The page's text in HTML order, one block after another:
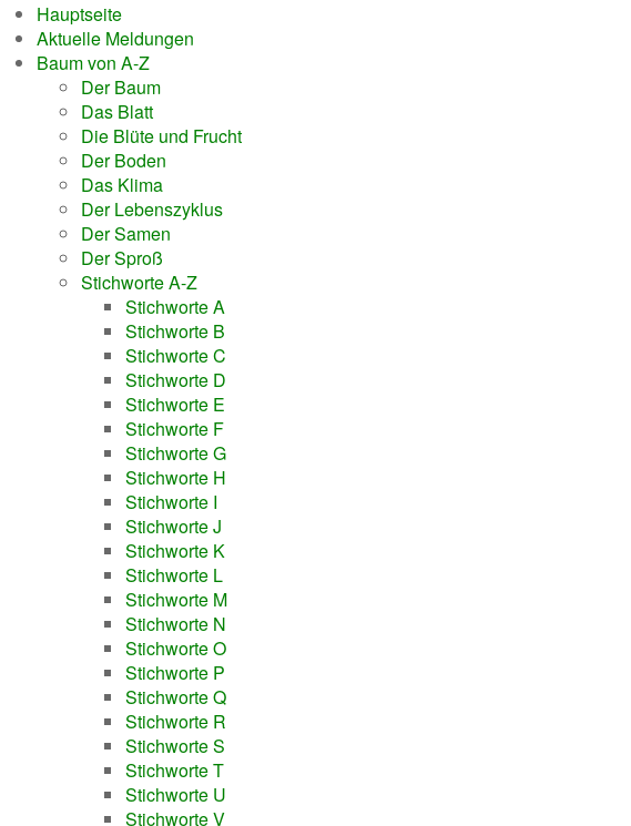
Hauptseite
Aktuelle Meldungen
Baum von A-Z
Der Baum
Das Blatt
Die Blüte und Frucht
Der Boden
Das Klima
Der Lebenszyklus
Der Samen
Der Sproß
Stichworte A-Z
Stichworte A
Stichworte B
Stichworte C
Stichworte D
Stichworte E
Stichworte F
Stichworte G
Stichworte H
Stichworte I
Stichworte J
Stichworte K
Stichworte L
Stichworte M
Stichworte N
Stichworte O
Stichworte P
Stichworte Q
Stichworte R
Stichworte S
Stichworte T
Stichworte U
Stichworte V